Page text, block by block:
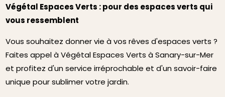
Végétal Espaces Verts : pour des espaces verts qui
vous ressemblent
Vous souhaitez donner vie à vos rêves d'espaces verts ?
Faites appel à Végétal Espaces Verts à Sanary-sur-Mer
et profitez d'un service irréprochable et d'un savoir-faire
unique pour sublimer votre jardin.